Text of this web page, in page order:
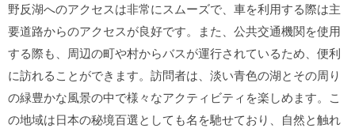
野反湖へのアクセスは非常にスムーズで、車を利用する際は主
要道路からのアクセスが良好です。また、公共交通機関を使用
する際も、周辺の町や村からバスが運行されているため、便利
に訪れることができます。訪問者は、淡い青色の湖とその周り
の緑豊かな風景の中で様々なアクティビティを楽しめます。こ
の地域は日本の秘境百選としても名を馳せており、自然と触れ